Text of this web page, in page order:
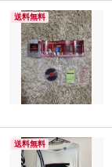
送料無料
送料無料